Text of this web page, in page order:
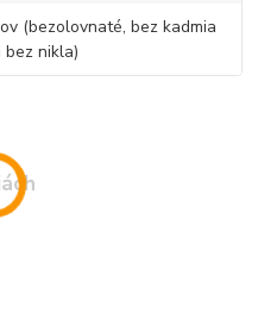
(bezolovnaté, bez kadmia
bez nikla)